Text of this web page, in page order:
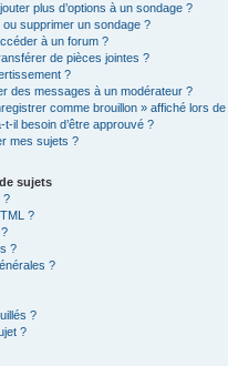
plus d’options à un sondage ?
supprimer un sondage ?
à un forum ?
de pièces jointes ?
?
des messages à un modérateur ?
comme brouillon » affiché lors de
il besoin d’être approuvé ?
mes sujets ?
sujets
?
?
?
?
?
?